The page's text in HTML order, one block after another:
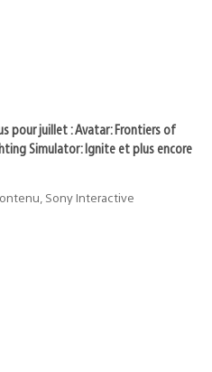
pour juillet : Avatar: Frontiers of
Simulator: Ignite et plus encore
Sony Interactive